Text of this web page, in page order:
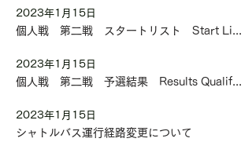
2023年1月15日
個人戦 第二戦 スタートリスト Start List 1st Round
2023年1月15日
個人戦 第二戦 予選結果 Results Qualification
2023年1月15日
シャトルバス運行経路変更について